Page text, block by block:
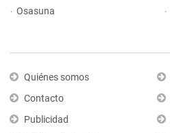
Osasuna
Quiénes somos
Contacto
Publicidad